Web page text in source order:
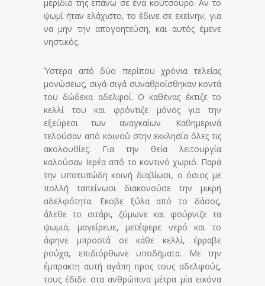
μερίδιό της επάνω σε ένα κούτσουρο. Αν το
ψωμί ήταν ελάχιστο, το έδινε σε εκείνην, για
να μην την απογοητεύση, και αυτός έμενε
νηστικός.
Ύστερα από δύο περίπου χρόνια τελείας
μονώσεως, σιγά-σιγά συναθροίσθηκαν κοντά
του δώδεκα αδελφοί. Ο καθένας έκτιζε το
κελλί του και φρόντιζε μόνος για την
εξεύρεσι των αναγκαίων. Καθημερινά
τελούσαν από κοινού στην εκκλησία όλες τις
ακολουθίες. Για την θεία λειτουργία
καλούσαν Ιερέα από το κοντινό χωριό. Παρά
την υποτυπώδη κοινή διαβίωσι, ο όσιος με
πολλή ταπείνωσι διακονούσε την μικρή
αδελφότητα. Εκοβε ξύλα από το δάσος,
άλεθε το σιτάρι, ζύμωνε και φούρνιζε τα
ψωμιά, μαγείρευε, μετέφερε νερό και το
άφηνε μπροστά σε κάθε κελλί, έρραβε
ρούχα, επιδιόρθωνε υποδήματα. Με την
έμπρακτη αυτή αγάπη προς τους αδελφούς,
τους έδιδε στα ανθρώπινα μέτρα μία εικόνα